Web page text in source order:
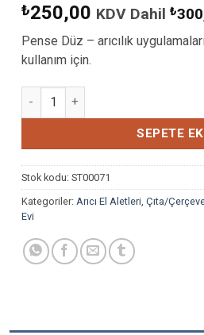
₺250,00 KDV Dahil ₺
Pense Düz – arıcılık
kullanım için.
ÇITA PENSESİ adet
SEPETE
Stok kodu: ST00071
Kategoriler: Arıcı El Aletleri, Çıta/
Evi